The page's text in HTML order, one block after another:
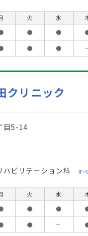
火 水
● ●
● ●
クリニック
目5-14
ハビリテーション科 す
火 水
● ●
● －